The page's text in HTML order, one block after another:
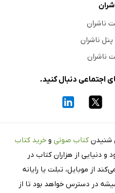
ناشران
ناشران
ناشران
اجتماعی دنبال کنید.
شنیدن کتاب صوتی و خرید کتاب
و دنیایی از هزاران کتاب در
از موبایل، تبلت یا رایانه
در دسترس خواهد بود تا از